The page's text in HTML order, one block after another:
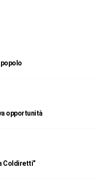
opportunità
Coldiretti”